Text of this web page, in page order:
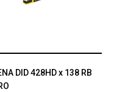
DID 428HD x 138 RB